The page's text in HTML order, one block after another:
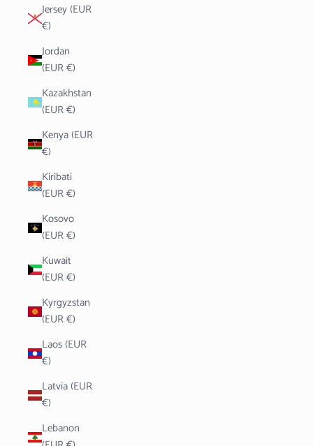
Jersey (EUR
€)
Jordan
(EUR €)
Kazakhstan
(EUR €)
Kenya (EUR
€)
Kiribati
(EUR €)
Kosovo
(EUR €)
Kuwait
(EUR €)
Kyrgyzstan
(EUR €)
Laos (EUR
€)
Latvia (EUR
€)
Lebanon